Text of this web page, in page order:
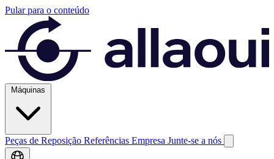
Pular para o conteúdo
Máquinas
Peças de Reposição Referências Empresa Junte-se a nós